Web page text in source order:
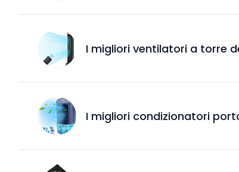
I migliori ventilatori a torre
I migliori condizionatori